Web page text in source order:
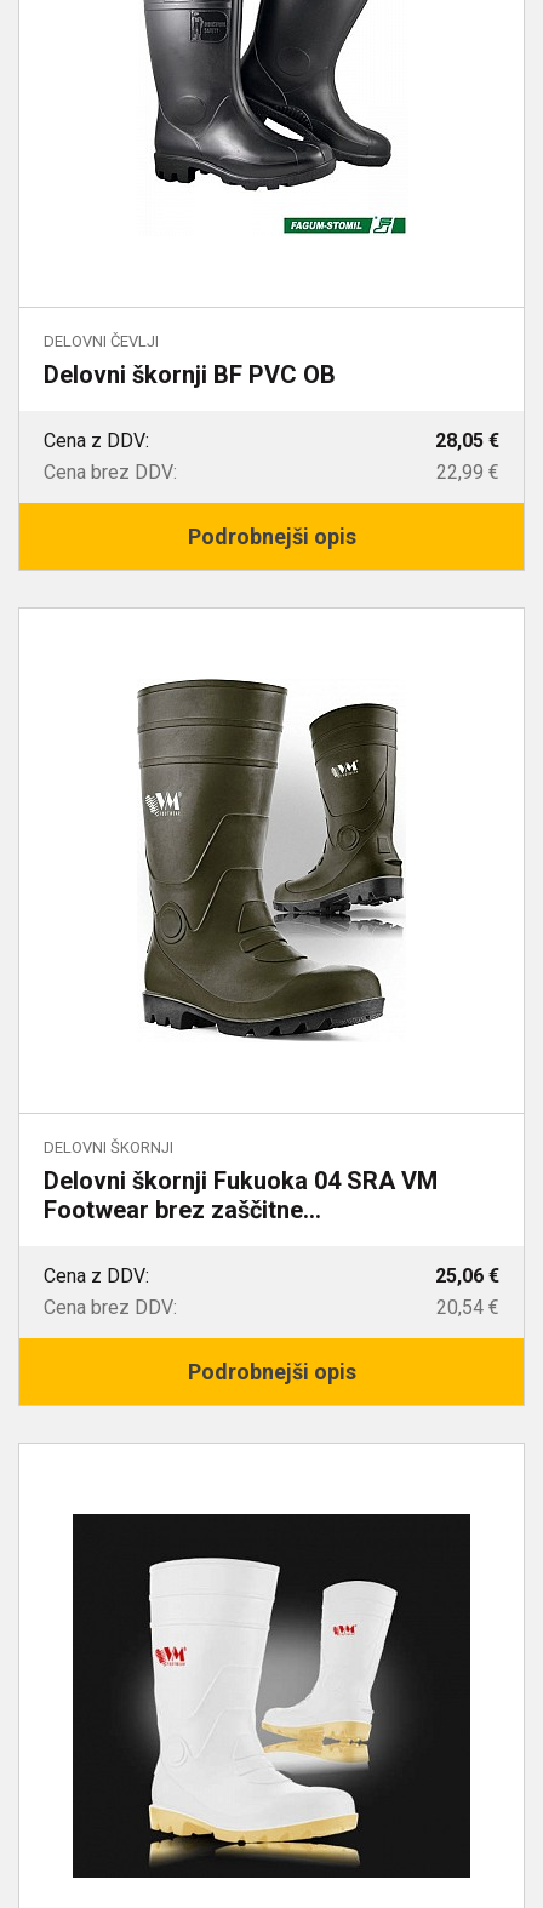
DELOVNI ČEVLJI
Delovni škornji BF PVC OB
Cena z DDV:
28,05 €
Cena brez DDV:
22,99 €
Podrobnejši opis
DELOVNI ŠKORNJI
Delovni škornji Fukuoka 04 SRA VM
Footwear brez zaščitne...
Cena z DDV:
25,06 €
Cena brez DDV:
20,54 €
Podrobnejši opis